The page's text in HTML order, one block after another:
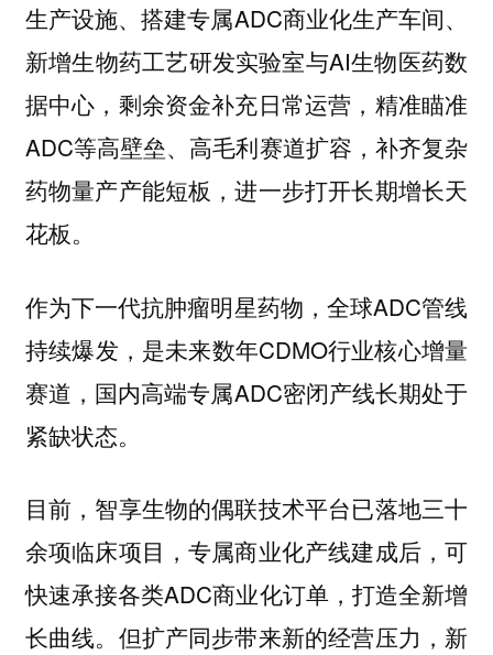
生产设施、搭建专属ADC商业化生产车间、
新增生物药工艺研发实验室与AI生物医药数
据中心，剩余资金补充日常运营，精准瞄准
ADC等高壁垒、高毛利赛道扩容，补齐复杂
药物量产产能短板，进一步打开长期增长天
花板。
作为下一代抗肿瘤明星药物，全球ADC管线
持续爆发，是未来数年CDMO行业核心增量
赛道，国内高端专属ADC密闭产线长期处于
紧缺状态。
目前，智享生物的偶联技术平台已落地三十
余项临床项目，专属商业化产线建成后，可
快速承接各类ADC商业化订单，打造全新增
长曲线。但扩产同步带来新的经营压力，新